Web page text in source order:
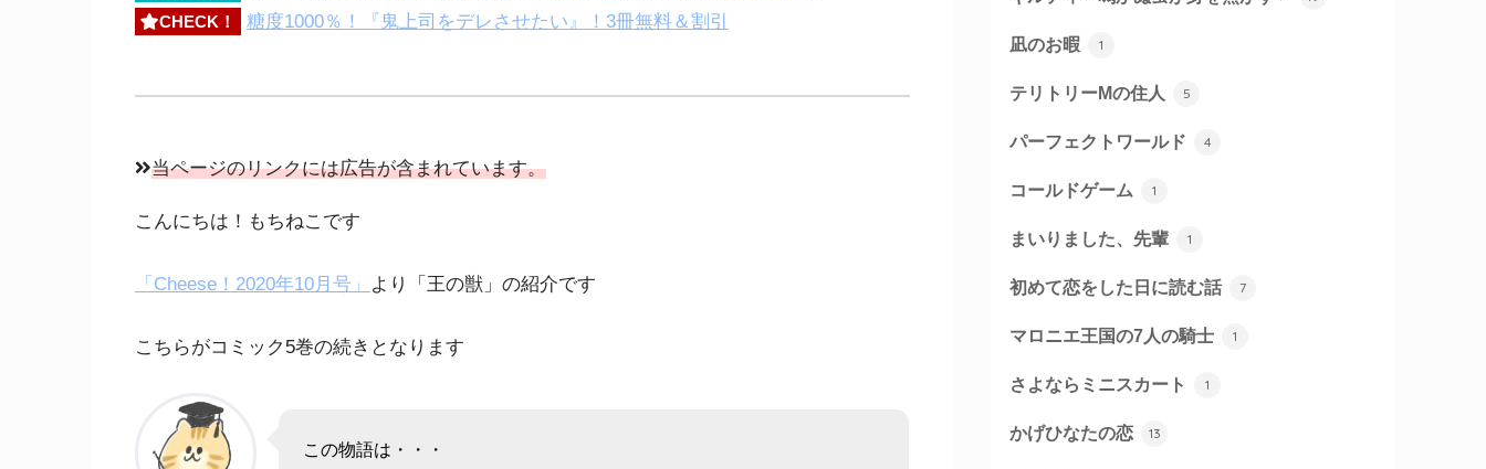
CHECK！ 糖度1000％！『鬼上司をデレさせたい』！3冊無料＆割引
当ページのリンクには広告が含まれています。
こんにちは！もちねこです
「Cheese！2020年10月号」 より「王の獣」の紹介です
こちらがコミック5巻の続きとなります
この物語は・・・
凪のお暇 1
テリトリーMの住人 5
パーフェクトワールド 4
コールドゲーム 1
まいりました、先輩 1
初めて恋をした日に読む話 7
マロニエ王国の7人の騎士 1
さよならミニスカート 1
かげひなたの恋 13